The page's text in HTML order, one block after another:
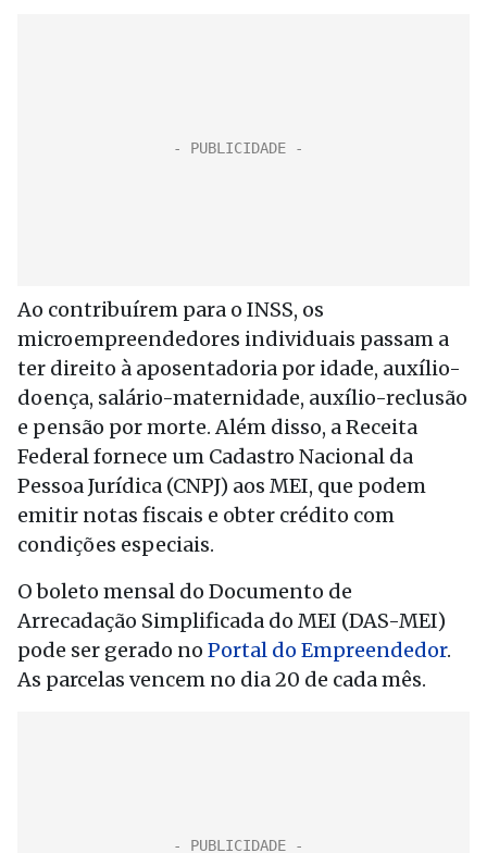
Ao contribuírem para o INSS, os
microempreendedores individuais passam a
ter direito à aposentadoria por idade, auxílio-
doença, salário-maternidade, auxílio-reclusão
e pensão por morte. Além disso, a Receita
Federal fornece um Cadastro Nacional da
Pessoa Jurídica (CNPJ) aos MEI, que podem
emitir notas fiscais e obter crédito com
condições especiais.
O boleto mensal do Documento de
Arrecadação Simplificada do MEI (DAS-MEI)
pode ser gerado no Portal do Empreendedor.
As parcelas vencem no dia 20 de cada mês.